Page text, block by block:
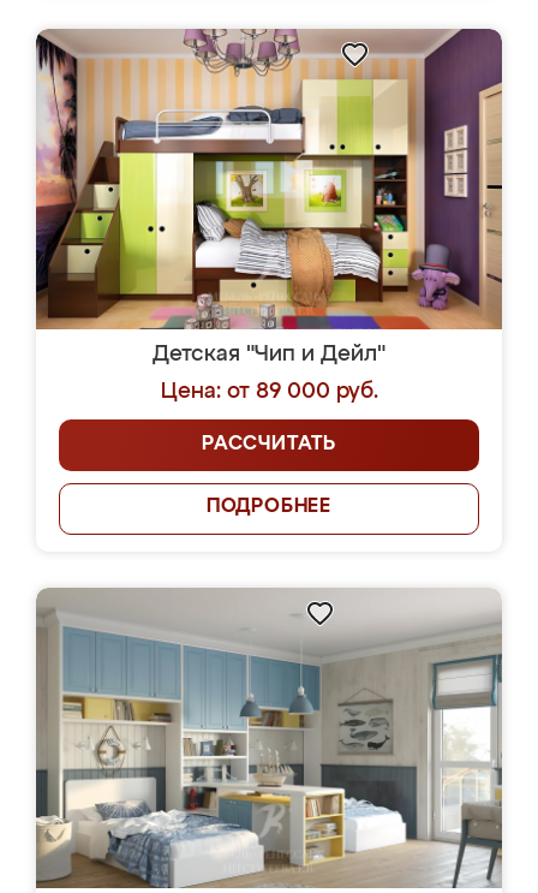
Детская "Чип и Дейл"
Цена: от 89 000 руб.
РАССЧИТАТЬ
ПОДРОБНЕЕ